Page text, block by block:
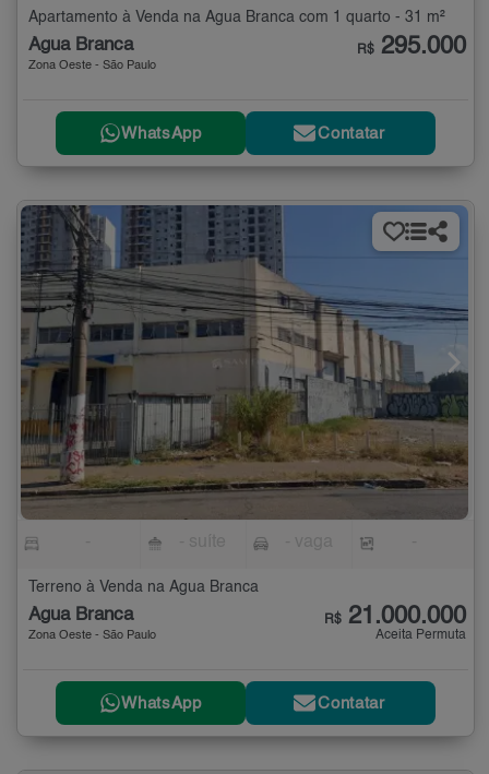
Apartamento à Venda na Água Branca com 1 quarto - 31 m²
Água Branca
Zona Oeste - São Paulo
R$ 295.000
WhatsApp Contatar
Terreno à Venda na Água Branca
Água Branca
Zona Oeste - São Paulo
R$ 21.000.000
Aceita Permuta
WhatsApp Contatar